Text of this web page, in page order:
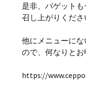
是非、バゲット
召し上がりくだ
他にメニューに
ので、何なりと
https://